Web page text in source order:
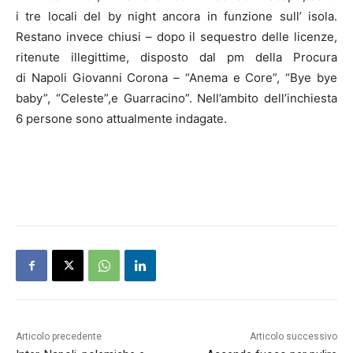
i tre locali del by night ancora in funzione sull’ isola.
Restano invece chiusi – dopo il sequestro delle licenze,
ritenute illegittime, disposto dal pm della Procura
di Napoli Giovanni Corona – “Anema e Core”, “Bye bye
baby”, “Celeste”,e Guarracino”. Nell’ambito dell’inchiesta
6 persone sono attualmente indagate.
Articolo precedente Articolo successivo